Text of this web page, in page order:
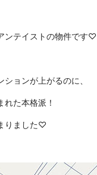
ンテイストの物件です♡
ョンが上がるのに、
た本格派！
りました♡